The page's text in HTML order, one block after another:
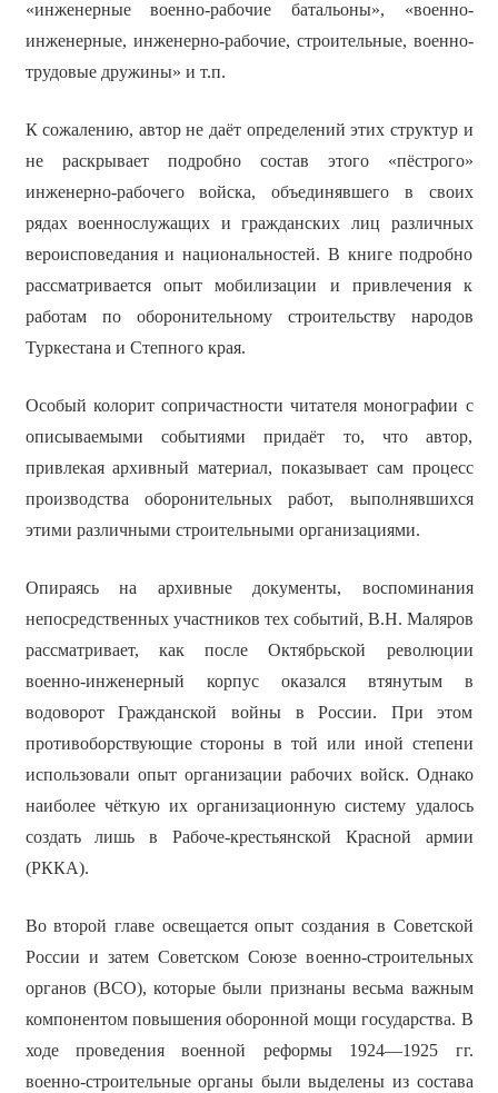
«инженерные военно-рабочие батальоны», «военно-
инженерные, инженерно-рабочие, строительные, военно-
трудовые дружины» и т.п.
К сожалению, автор не даёт определений этих структур и
не раскрывает подробно состав этого «пёстрого»
инженерно-рабочего войска, объединявшего в своих
рядах военнослужащих и гражданских лиц различных
вероисповедания и национальностей. В книге подробно
рассматривается опыт мобилизации и привлечения к
работам по оборонительному строительству народов
Туркестана и Степного края.
Особый колорит сопричастности читателя монографии с
описываемыми событиями придаёт то, что автор,
привлекая архивный материал, показывает сам процесс
производства оборонительных работ, выполнявшихся
этими различными строительными организациями.
Опираясь на архивные документы, воспоминания
непосредственных участников тех событий, В.Н. Маляров
рассматривает, как после Октябрьской революции
военно-инженерный корпус оказался втянутым в
водоворот Гражданской войны в России. При этом
противоборствующие стороны в той или иной степени
использовали опыт организации рабочих войск. Однако
наиболее чёткую их организационную систему удалось
создать лишь в Рабоче-крестьянской Красной армии
(РККА).
Во второй главе освещается опыт создания в Советской
России и затем Советском Союзе военно-строительных
органов (ВСО), которые были признаны весьма важным
компонентом повышения оборонной мощи государства. В
ходе проведения военной реформы 1924—1925 гг.
военно-строительные органы были выделены из состава